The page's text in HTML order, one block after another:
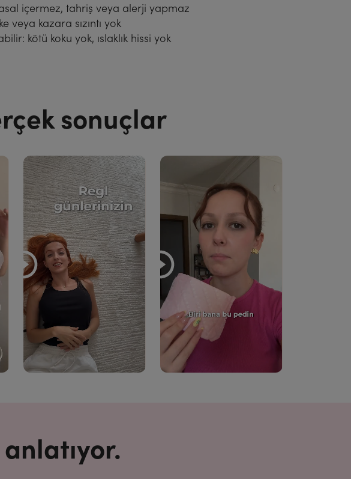
içermez, tahriş veya alerji yapmaz
veya kazara sızıntı yok
kötü koku yok, ıslaklık hissi yok
sonuçlar